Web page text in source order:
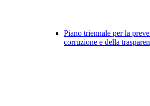
Piano triennale per la
corruzione e della